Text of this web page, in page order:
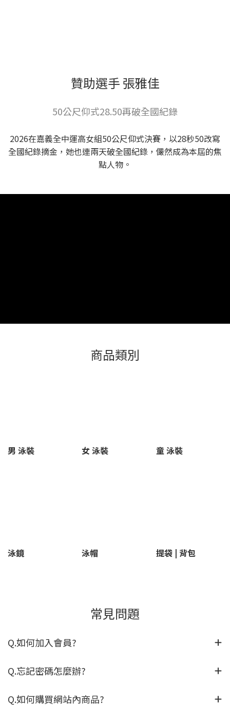
贊助選手 張雅佳
50公尺仰式28.50再破全國紀錄
2026在嘉義全中運高女組50公尺仰式決賽，以28秒50改寫
全國紀錄摘金，她也連兩天破全國紀錄，儼然成為本屆的焦
點人物。
商品類別
男 泳裝 女 泳裝 童 泳裝
泳鏡 泳帽 提袋 | 背包
常見問題
Q.如何加入會員?
Q.忘記密碼怎麼辦?
Q.如何購買網站內商品?